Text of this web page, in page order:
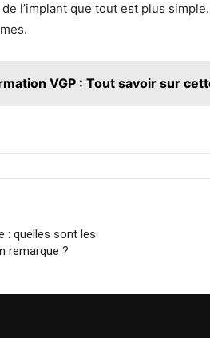
l’implant que tout est plus
VGP : Tout savoir sur
: quelles sont les
remarque ?